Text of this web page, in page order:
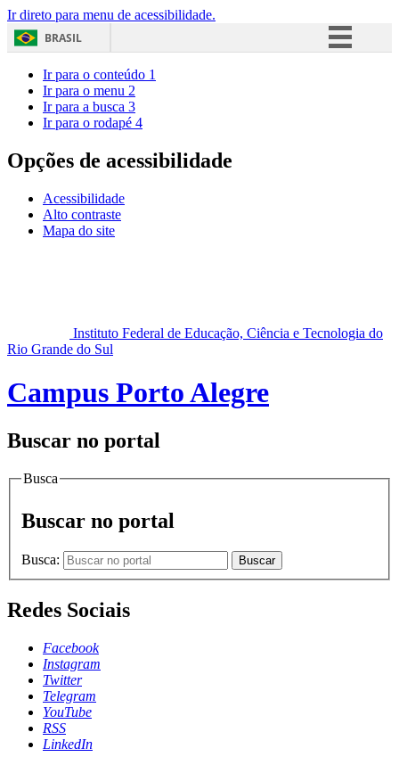
Ir direto para menu de acessibilidade.
BRASIL
Acesso à informação
Ir para o conteúdo 1
Ir para o menu 2
Ir para a busca 3
Ir para o rodapé 4
Opções de acessibilidade
Acessibilidade
Alto contraste
Mapa do site
Instituto Federal de Educação, Ciência e Tecnologia do
Rio Grande do Sul
Campus Porto Alegre
Buscar no portal
Busca
Buscar no portal
Busca: Buscar
Redes Sociais
Facebook
Instagram
Twitter
Telegram
YouTube
RSS
LinkedIn